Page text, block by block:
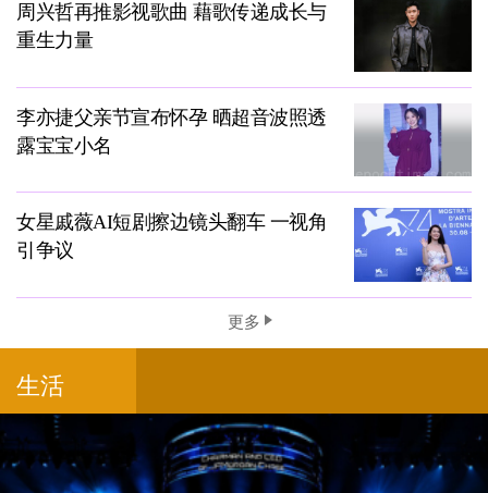
周兴哲再推影视歌曲 藉歌传递成长与
重生力量
李亦捷父亲节宣布怀孕 晒超音波照透
露宝宝小名
女星戚薇AI短剧擦边镜头翻车 一视角
引争议
更多
生活